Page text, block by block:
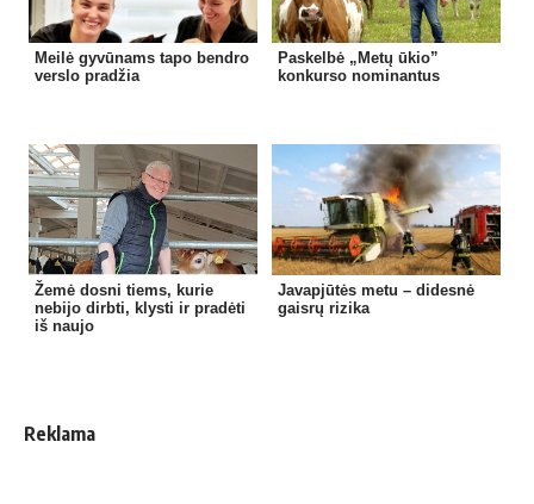
Meilė gyvūnams tapo bendro
verslo pradžia
Paskelbė „Metų ūkio”
konkurso nominantus
Žemė dosni tiems, kurie
nebijo dirbti, klysti ir pradėti
iš naujo
Javapjūtės metu – didesnė
gaisrų rizika
Reklama